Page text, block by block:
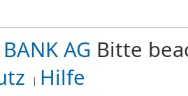
AG Bitte
Hilfe